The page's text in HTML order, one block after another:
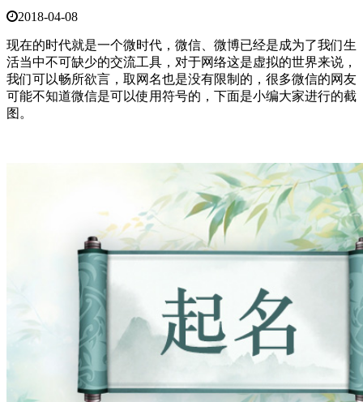
2018-04-08
现在的时代就是一个微时代，微信、微博已经是成为了我们生
活当中不可缺少的交流工具，对于网络这是虚拟的世界来说，
我们可以畅所欲言，取网名也是没有限制的，很多微信的网友
可能不知道微信是可以使用符号的，下面是小编大家进行的截
图。